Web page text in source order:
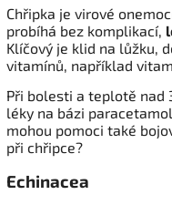
Chřipka je virové
probíhá bez komplikací,
Klíčový je klid na lůžku,
vitamínů, například
Při bolesti a teplotě nad
léky na bázi
mohou pomoci také
při chřipce?
Echinacea